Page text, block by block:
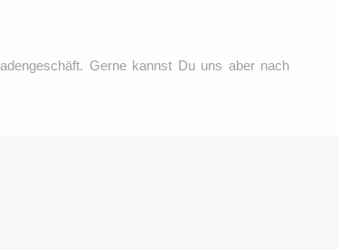
Gerne kannst Du uns aber nach